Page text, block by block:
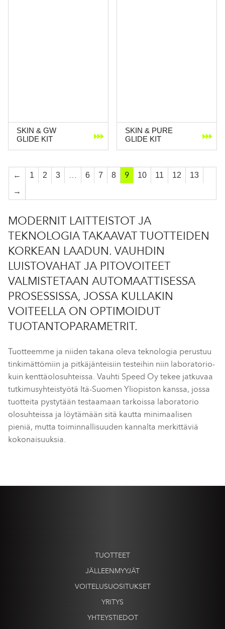
SKIN & GW
GLIDE KIT
SKIN & PURE
GLIDE KIT
← 1 2 3 … 6 7 8 9 10 11 12
13
→
MODERNIT LAITTEISTOT JA
TEKNOLOGIA TAKAAVAT TUOTTEIDEN
KORKEAN LAADUN. VAUHDIN
LUISTOVAHAT JA PITOVOITEET
VALMISTETAAN AUTOMAATTISESSA
PROSESSISSA, JOSSA KULLAKIN
VOITEELLA ON OPTIMOIDUT
TUOTANTOPARAMETRIT.
Tuotteemme ja niiden takana oleva teknologia perustuu
tinkimättömiin ja pitkäjänteisiin testeihin niin laboratorio-
kuin kenttäolosuhteissa. Vauhti Speed Oy tekee jatkuvaa
tutkimusyhteistyötä Itä-Suomen Yliopiston kanssa, jossa
tuotteita pystytään testaamaan tarkoissa laboratorio
olosuhteissa ja löytämään sitä kautta minimaalisen
pieniä, mutta toiminnallisuuden kannalta merkittäviä
kokonaisuuksia.
TUOTTEET
JÄLLEENMYYJÄT
VOITELUSUOSITUKSET
YRITYS
YHTEYSTIEDOT